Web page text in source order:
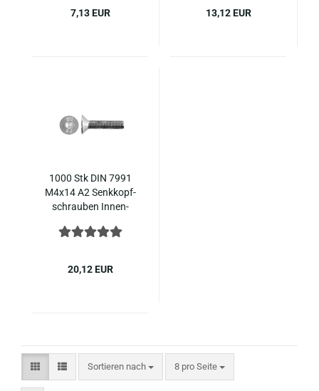
7,13 EUR 13,12 EUR
1000 Stk DIN 7991
M4x14 A2 Senk­kopf­
schrau­ben In­nen­
Edel­stahl
20,12 EUR
Sortieren nach
Sortieren nach 8 pro Seite
pro Seite